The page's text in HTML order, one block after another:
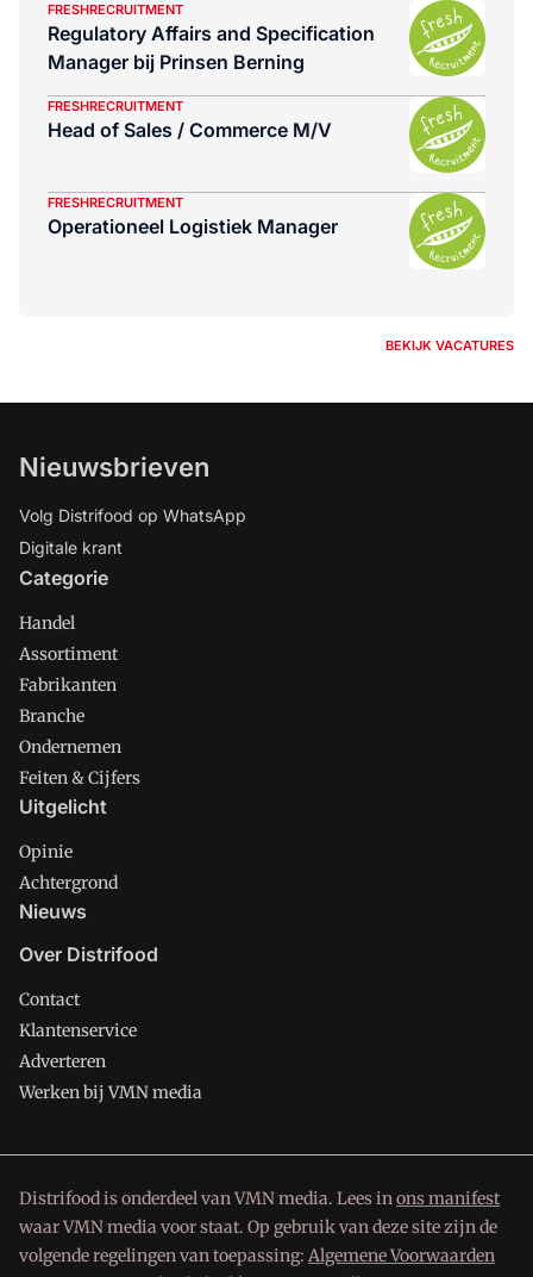
FRESHRECRUITMENT
Regulatory Affairs and Specification
Manager bij Prinsen Berning
FRESHRECRUITMENT
Head of Sales / Commerce M/V
FRESHRECRUITMENT
Operationeel Logistiek Manager
BEKIJK VACATURES
Nieuwsbrieven
Volg Distrifood op WhatsApp
Digitale krant
Categorie
Handel
Assortiment
Fabrikanten
Branche
Ondernemen
Feiten & Cijfers
Uitgelicht
Opinie
Achtergrond
Nieuws
Over Distrifood
Contact
Klantenservice
Adverteren
Werken bij VMN media
Distrifood is onderdeel van VMN media. Lees inons manifest
waar VMN media voor staat. Op gebruik van deze site zijn de
volgende regelingen van toepassing: Algemene Voorwaarden